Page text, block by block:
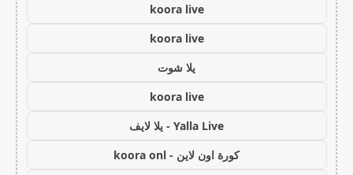
koora live
koora live
يلا شوت
koora live
Yalla Live - يلا لايف
كورة اون لاين - koora onl